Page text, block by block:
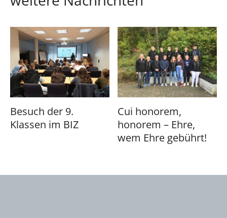
Besuch der 9.
Klassen im BIZ
Cui honorem,
honorem – Ehre,
wem Ehre gebührt!